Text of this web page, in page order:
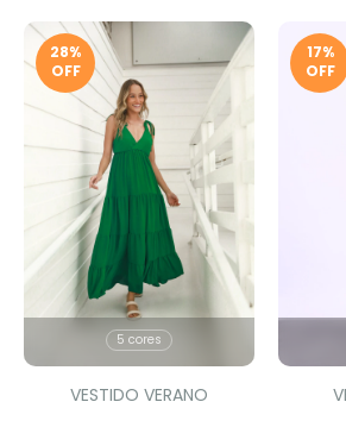
28%
OFF
5 cores
VESTIDO VERANO
17%
OFF